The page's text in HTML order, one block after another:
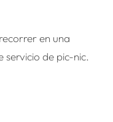
en una
de pic-nic.